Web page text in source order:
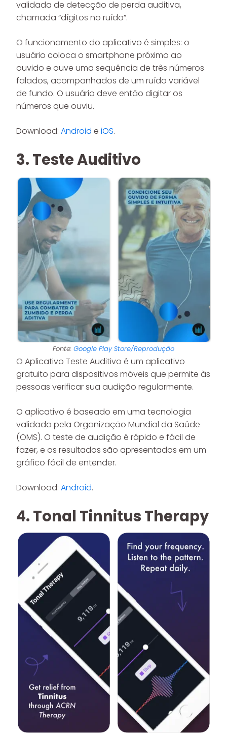
validada de detecção de perda auditiva,
chamada “dígitos no ruído”.
O funcionamento do aplicativo é simples: o
usuário coloca o smartphone próximo ao
ouvido e ouve uma sequência de três números
falados, acompanhados de um ruído variável
de fundo. O usuário deve então digitar os
números que ouviu.
Download: Android e iOS.
3. Teste Auditivo
Fonte: Google Play Store/Reprodução
O Aplicativo Teste Auditivo é um aplicativo
gratuito para dispositivos móveis que permite às
pessoas verificar sua audição regularmente.
O aplicativo é baseado em uma tecnologia
validada pela Organização Mundial da Saúde
(OMS). O teste de audição é rápido e fácil de
fazer, e os resultados são apresentados em um
gráfico fácil de entender.
Download: Android.
4. Tonal Tinnitus Therapy